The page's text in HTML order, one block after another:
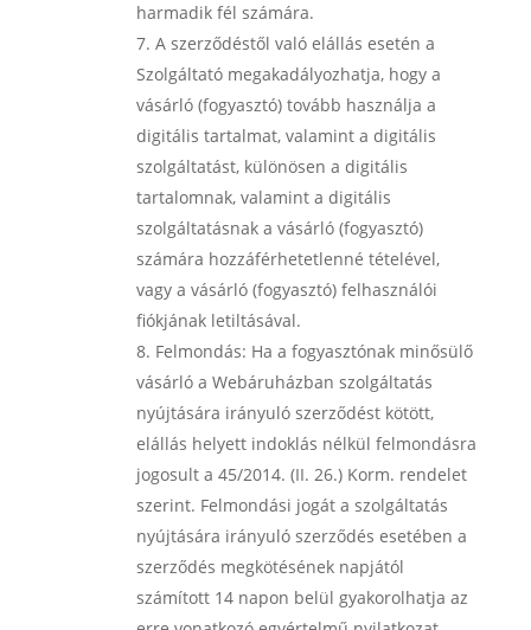
harmadik fél számára.
A szerződéstől való elállás esetén a
Szolgáltató megakadályozhatja, hogy a
vásárló (fogyasztó) tovább használja a
digitális tartalmat, valamint a digitális
szolgáltatást, különösen a digitális
tartalomnak, valamint a digitális
szolgáltatásnak a vásárló (fogyasztó)
számára hozzáférhetetlenné tételével,
vagy a vásárló (fogyasztó) felhasználói
fiókjának letiltásával.
Felmondás: Ha a fogyasztónak minősülő
vásárló a Webáruházban szolgáltatás
nyújtására irányuló szerződést kötött,
elállás helyett indoklás nélkül felmondásra
jogosult a 45/2014. (II. 26.) Korm. rendelet
szerint. Felmondási jogát a szolgáltatás
nyújtására irányuló szerződés esetében a
szerződés megkötésének napjától
számított 14 napon belül gyakorolhatja az